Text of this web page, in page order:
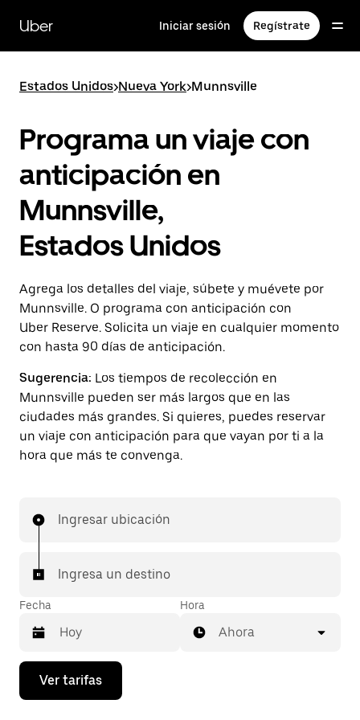
contenido
principal
Uber Iniciar sesión Regístrate
Estados Unidos>Nueva York>Munnsville
Programa un viaje con
anticipación en
Munnsville,
Estados Unidos
Agrega los detalles del viaje, súbete y muévete por
Munnsville. O programa con anticipación con
Uber Reserve. Solicita un viaje en cualquier momento
con hasta 90 días de anticipación.
Sugerencia: Los tiempos de recolección en
Munnsville pueden ser más largos que en las
ciudades más grandes. Si quieres, puedes reservar
un viaje con anticipación para que vayan por ti a la
hora que más te convenga.
Ingresar ubicación
Ingresa un destino
Fecha
Presiona
flecha
Hora
Ahora
Ver tarifas